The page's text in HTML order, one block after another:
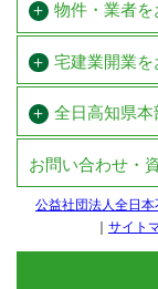
物件・業者を
宅建業開業を
全日高知県本
お問い合わせ・
公益社団法人全日
サイト